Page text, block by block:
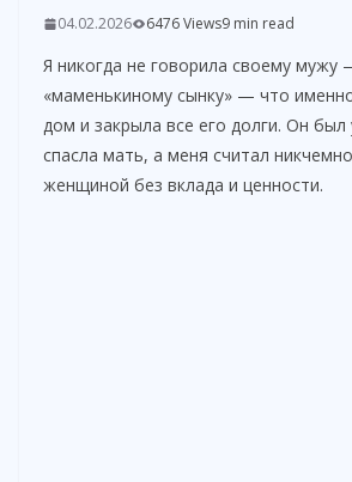
04.02.2026 6476 Views9 min read
Я никогда не говорила своему мужу
«маменькиному сынку» — что
дом и закрыла все его долги. Он был
спасла мать, а меня считал
женщиной без вклада и ценности.